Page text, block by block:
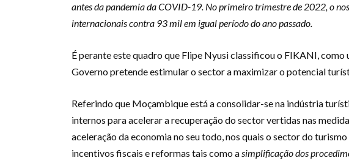
antes da pandemia da COVID-19. No primeiro trimestre de 2022, o
internacionais contra 93 mil em igual período do ano passado.
É perante este quadro que Flipe Nyusi classificou o FIKANI, como
Governo pretende estimular o sector a maximizar o potencial
Referindo que Moçambique está a consolidar-se na indústria
internos para acelerar a recuperação do sector vertidas nas
aceleração da economia no seu todo, nos quais o sector do
incentivos fiscais e reformas tais como asimplificação dos